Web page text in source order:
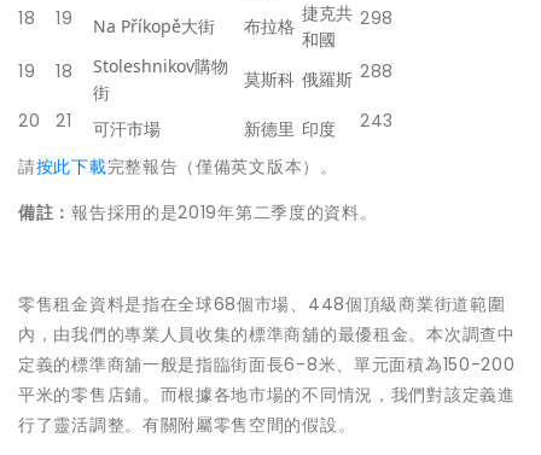
18 19 Na Příkopě大街 布拉格
捷克共
和國
298
19 18
Stoleshnikov購物
街
莫斯科 俄羅斯 288
20 21 可汗市場 新德里 印度
243
請按此下載完整報告（僅備英文版本）。
備註：報告採用的是2019年第二季度的資料。
零售租金資料是指在全球68個市場、448個頂級商業街道範圍
內，由我們的專業人員收集的標準商舖的最優租金。本次調查中
定義的標準商舖一般是指臨街面長6-8米、單元面積為150-200
平米的零售店鋪。而根據各地市場的不同情況，我們對該定義進
行了靈活調整。有關附屬零售空間的假設。